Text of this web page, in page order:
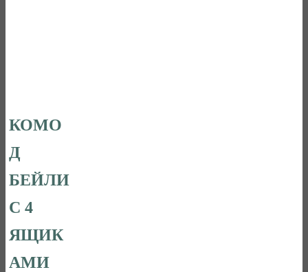
КОМО
Д
БЕЙЛИ
С 4
ЯЩИК
АМИ